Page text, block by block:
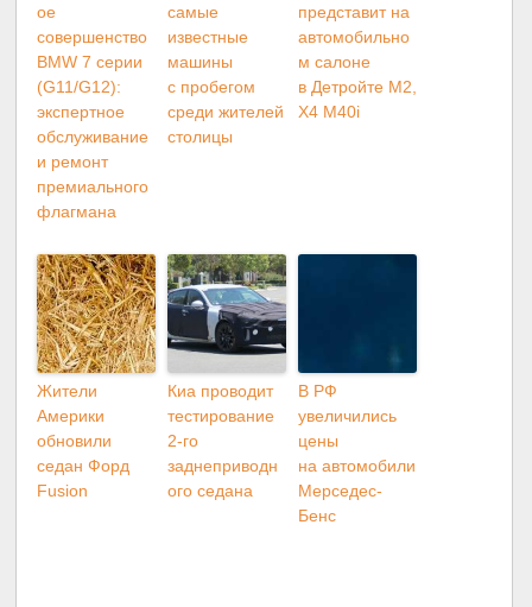
ое
совершенство
BMW 7 серии
(G11/G12):
экспертное
обслуживание
и ремонт
премиального
флагмана
самые
известные
машины
с пробегом
среди жителей
столицы
представит на
автомобильно
м салоне
в Детройте M2,
X4 M40i
Жители
Америки
обновили
седан Форд
Fusion
Киа проводит
тестирование
2-го
заднеприводн
ого седана
В РФ
увеличились
цены
на автомобили
Мерседес-
Бенс